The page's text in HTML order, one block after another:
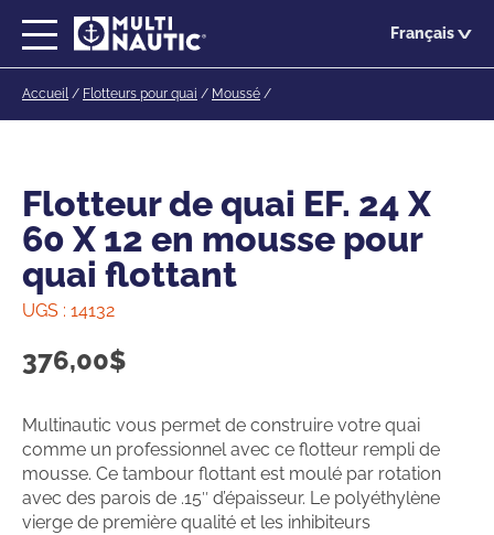
contenu
Français
Accueil/ Flotteurs pour quai / Moussé /
Flotteur de quai EF. 24 X
60 X 12 en mousse pour
quai flottant
UGS : 14132
376,00$
Multinautic vous permet de construire votre quai
comme un professionnel avec ce flotteur rempli de
mousse. Ce tambour flottant est moulé par rotation
avec des parois de .15″ d’épaisseur. Le polyéthylène
vierge de première qualité et les inhibiteurs